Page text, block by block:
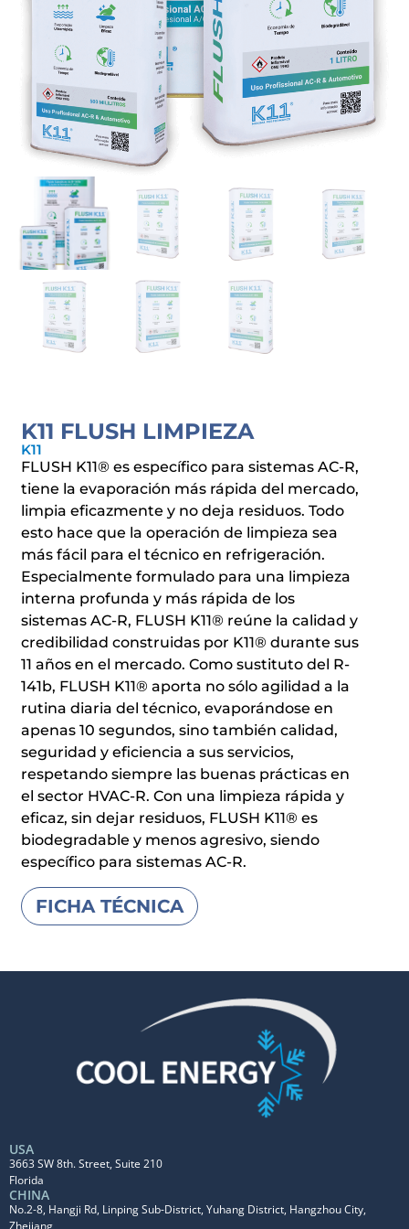
K11 FLUSH LIMPIEZA
K11
FLUSH K11® es específico para sistemas AC-R,
tiene la evaporación más rápida del mercado,
limpia eficazmente y no deja residuos. Todo
esto hace que la operación de limpieza sea
más fácil para el técnico en refrigeración.
Especialmente formulado para una limpieza
interna profunda y más rápida de los
sistemas AC-R, FLUSH K11® reúne la calidad y
credibilidad construidas por K11® durante sus
11 años en el mercado. Como sustituto del R-
141b, FLUSH K11® aporta no sólo agilidad a la
rutina diaria del técnico, evaporándose en
apenas 10 segundos, sino también calidad,
seguridad y eficiencia a sus servicios,
respetando siempre las buenas prácticas en
el sector HVAC-R. Con una limpieza rápida y
eficaz, sin dejar residuos, FLUSH K11® es
biodegradable y menos agresivo, siendo
específico para sistemas AC-R.
FICHA TÉCNICA
USA
3663 SW 8th. Street, Suite 210
Florida
CHINA
No.2-8, Hangji Rd, Linping Sub-District, Yuhang District, Hangzhou City,
Zhejiang